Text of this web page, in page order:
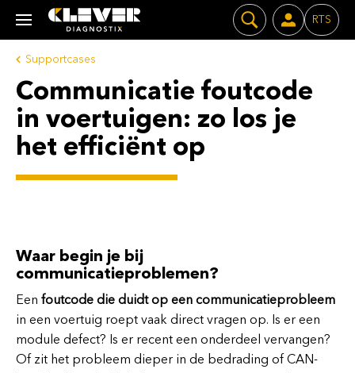
RTS
Supportcases
Communicatie foutcode
in voertuigen: zo los je
het efficiënt op
Waar begin je bij
communicatieproblemen?
Een foutcode die duidt op een communicatieprobleem
in een voertuig roept vaak direct vragen op. Is er een
module defect? Is er recent een onderdeel vervangen?
Of zit het probleem dieper in de bedrading of CAN-